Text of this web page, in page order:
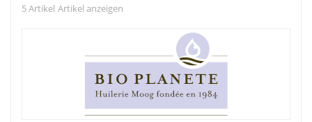
5 Artikel Artikel anzeigen